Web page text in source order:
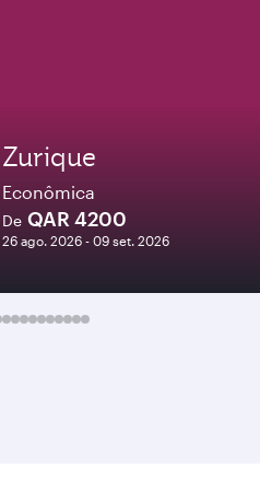
Zurique
Econômica
De QAR 4200
26 ago. 2026 - 09 set. 2026